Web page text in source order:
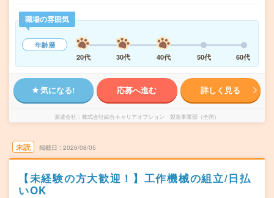
職場の雰囲気
年齢層
20代
30代 40代 50代 60代
気になる! 応募へ進む 詳しく見る
派遣会社 株式会社綜合キャリアオプション 製造事業部（全国）
未読 掲載日 2026/08/05
【未経験の方大歓迎！】工作機械の組立/日払
いOK